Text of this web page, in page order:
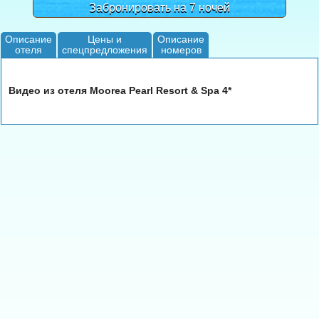
Забронировать на 7 ночей
Описание
отеля
Цены и
спецпредложения
Описание
номеров
Видео из отеля Moorea Pearl Resort & Spa 4*